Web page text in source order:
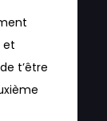
et
t’être